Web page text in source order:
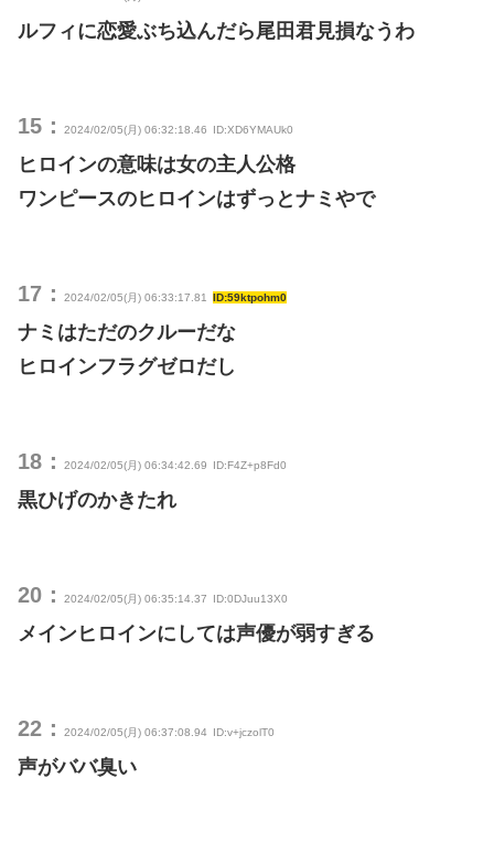
ルフィに恋愛ぶち込んだら尾田君見損なうわ
15： 2024/02/05(月) 06:32:18.46 ID:XD6YMAUk0
ヒロインの意味は女の主人公格
ワンピースのヒロインはずっとナミやで
17： 2024/02/05(月) 06:33:17.81 ID:59ktpohm0
ナミはただのクルーだな
ヒロインフラグゼロだし
18： 2024/02/05(月) 06:34:42.69 ID:F4Z+p8Fd0
黒ひげのかきたれ
20： 2024/02/05(月) 06:35:14.37 ID:0DJuu13X0
メインヒロインにしては声優が弱すぎる
22： 2024/02/05(月) 06:37:08.94 ID:v+jczolT0
声がババ臭い